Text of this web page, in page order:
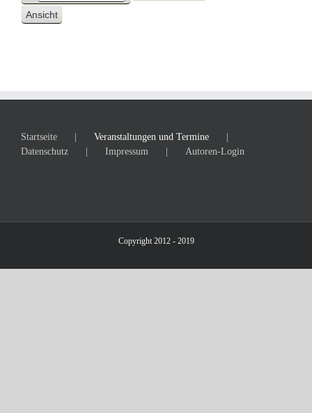
Ansicht
Startseite
Veranstaltungen und Termine
Datenschutz
Impressum Autoren-Login
Copyright 2012 - 2019